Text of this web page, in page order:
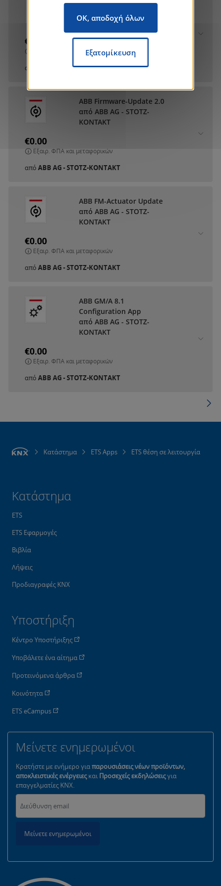
KONTAKT
€0.00
Εξαιρ. ΦΠΑ και μεταφορικών
από ABB AG - STOTZ-KONTAKT
ABB Firmware-Update 2.0
από ABB AG - STOTZ-
KONTAKT
€0.00
Εξαιρ. ΦΠΑ και μεταφορικών
από ABB AG - STOTZ-KONTAKT
ABB FM-Actuator Update
από ABB AG - STOTZ-
KONTAKT
€0.00
Εξαιρ. ΦΠΑ και μεταφορικών
από ABB AG - STOTZ-KONTAKT
ABB GM/A 8.1
Configuration App
από ABB AG - STOTZ-
KONTAKT
€0.00
Εξαιρ. ΦΠΑ και μεταφορικών
από ABB AG - STOTZ-KONTAKT
Κατάστημα ETS Apps ETS θέση σε λειτουργία
Κατάστημα
ETS
ETS Εφαρμογές
Βιβλία
Λήψεις
Προδιαγραφές KNX
Υποστήριξη
Κέντρο Υποστήριξης
Υποβάλετε ένα αίτημα
Προτεινόμενα άρθρα
Κοινότητα
ETS eCampus
Μείνετε ενημερωμένοι
Κρατήστε με ενήμερο γιαπαρουσιάσεις νέων προϊόντων,
αποκλειστικές ενέργειεςκαι Προσεχείς εκδηλώσειςγια
επαγγελματίες KNX.
Μείνετε ενημερωμένοι
OK, αποδοχή όλων
Εξατομίκευση